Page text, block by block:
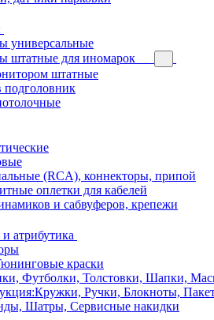
универсальные
штатные для иномарок
штатные
(RCA), коннекторы, припой
оплетки для кабелей
и сабвуферов, крепежи
атрибутика
краски
Футболки, Толстовки, Шапки,
Ручки, Блокноты,
Шатры, Сервисные накидки